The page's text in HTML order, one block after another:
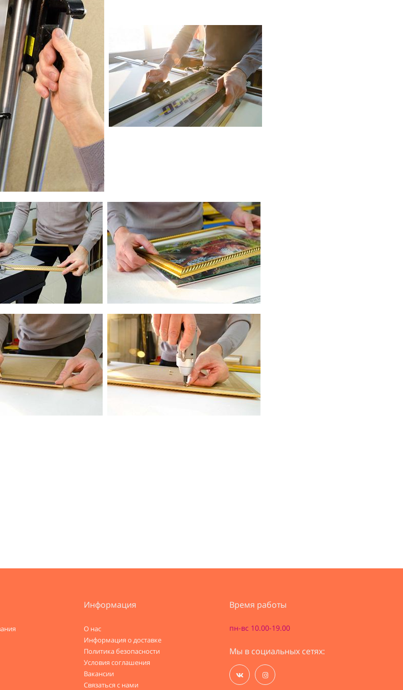
Информация
О нас
Информация о доставке
Политика безопасности
Условия соглашения
Вакансии
Связаться с нами
Время работы
пн-вс 10.00-19.00
Мы в социальных сетях: